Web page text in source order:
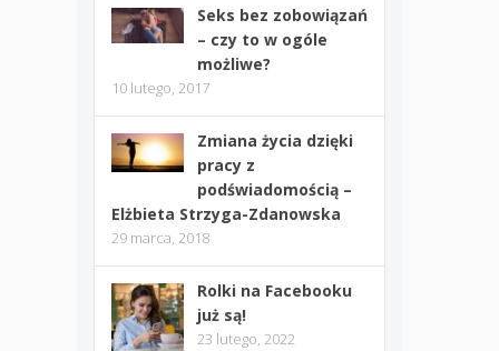
Seks bez zobowiązań
– czy to w ogóle
możliwe?
10 lutego, 2017
Zmiana życia dzięki
pracy z
podświadomością –
Elżbieta Strzyga-Zdanowska
29 marca, 2018
Rolki na Facebooku
już są!
23 lutego, 2022